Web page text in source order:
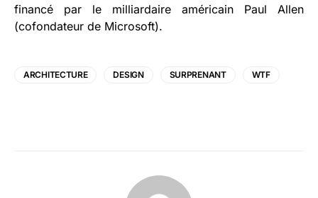
financé par le milliardaire américain Paul Allen
(cofondateur de Microsoft).
ARCHITECTURE DESIGN SURPRENANT WTF